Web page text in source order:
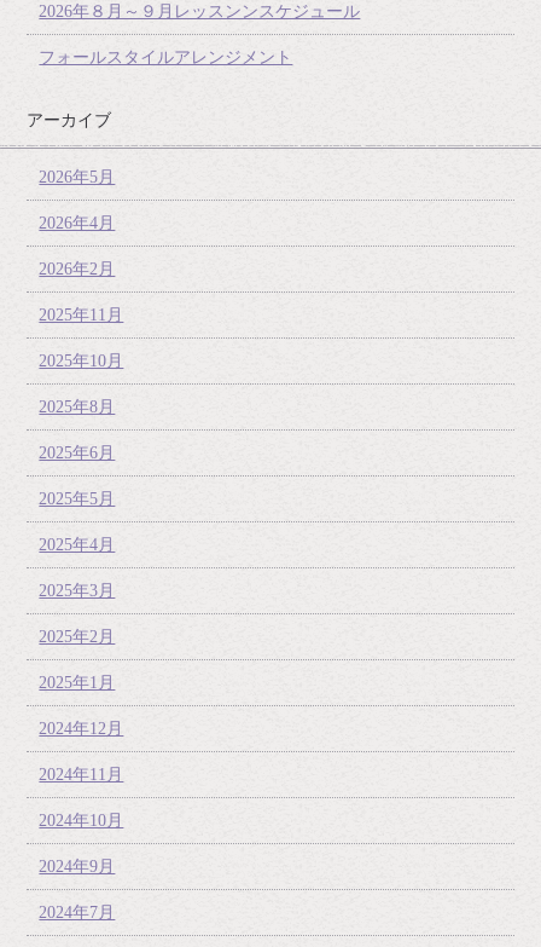
2026年８月～９月レッスンンスケジュール
フォールスタイルアレンジメント
アーカイブ
2026年5月
2026年4月
2026年2月
2025年11月
2025年10月
2025年8月
2025年6月
2025年5月
2025年4月
2025年3月
2025年2月
2025年1月
2024年12月
2024年11月
2024年10月
2024年9月
2024年7月